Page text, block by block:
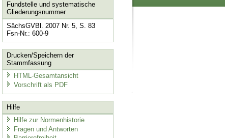
Fundstelle und systematische
Gliederungsnummer
SächsGVBl. 2007 Nr. 5, S. 83
Fsn-Nr.: 600-9
Drucken/Speichern der
Stammfassung
HTML-Gesamtansicht
Vorschrift als PDF
Hilfe
Hilfe zur Normenhistorie
Fragen und Antworten